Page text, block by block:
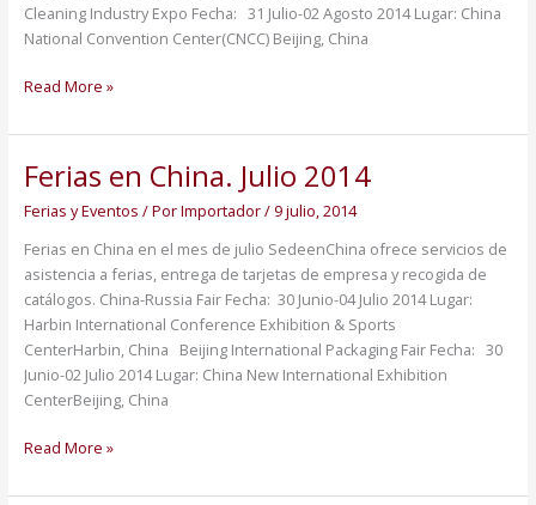
Cleaning Industry Expo Fecha: 31 Julio-02 Agosto 2014 Lugar: China
National Convention Center(CNCC) Beijing, China
Read More »
Ferias en China. Julio 2014
Ferias y Eventos / PorImportador/ 9 julio, 2014
Ferias en China en el mes de julio SedeenChina ofrece servicios de
asistencia a ferias, entrega de tarjetas de empresa y recogida de
catálogos. China-Russia Fair Fecha: 30 Junio-04 Julio 2014 Lugar:
Harbin International Conference Exhibition & Sports
CenterHarbin, China Beijing International Packaging Fair Fecha: 30
Junio-02 Julio 2014 Lugar: China New International Exhibition
CenterBeijing, China
Ferias
en
China.
Julio
2014
Read More »